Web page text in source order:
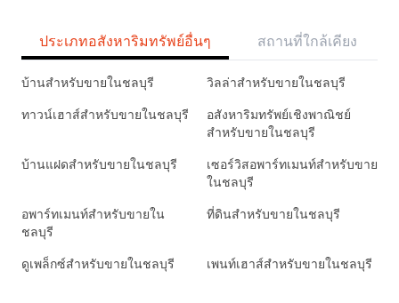
ประเภทอสังหาริมทรัพย์อื่นๆ สถานที่ใกล้เคียง
บ้านสำหรับขายในชลบุรี วิลล่าสำหรับขายในชลบุรี
ทาวน์เฮาส์สำหรับขายในชลบุรี
อสังหาริมทรัพย์เชิงพาณิชย์
สำหรับขายในชลบุรี
บ้านแฝดสำหรับขายในชลบุรี
เซอร์วิสอพาร์ทเมนท์สำหรับขาย
ในชลบุรี
อพาร์ทเมนท์สำหรับขายใน
ชลบุรี
ที่ดินสำหรับขายในชลบุรี
ดูเพล็กซ์สำหรับขายในชลบุรี เพนท์เฮาส์สำหรับขายในชลบุรี